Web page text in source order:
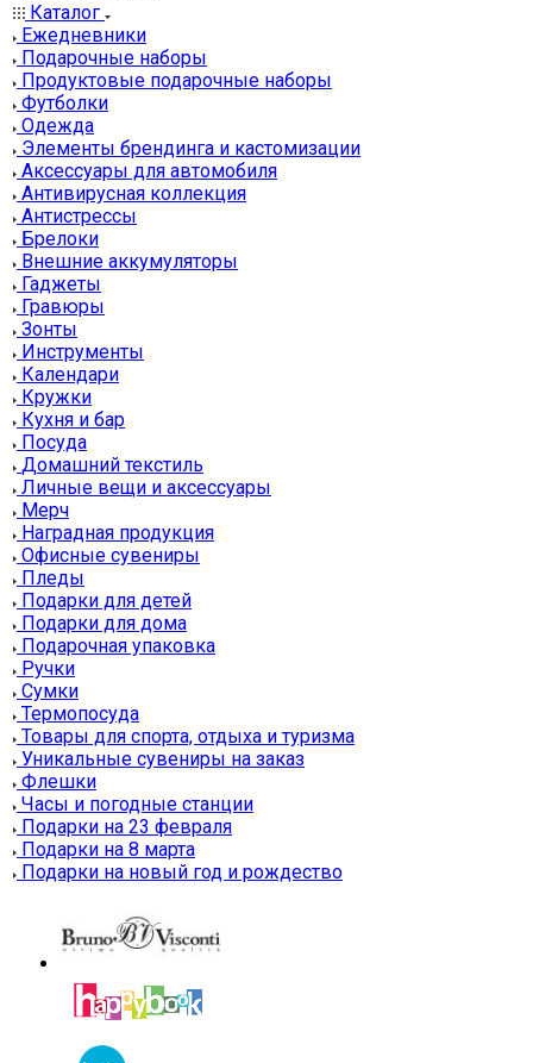
Каталог
Ежедневники
Подарочные наборы
Продуктовые подарочные наборы
Футболки
Одежда
Элементы брендинга и кастомизации
Аксессуары для автомобиля
Антивирусная коллекция
Антистрессы
Брелоки
Внешние аккумуляторы
Гаджеты
Гравюры
Зонты
Инструменты
Календари
Кружки
Кухня и бар
Посуда
Домашний текстиль
Личные вещи и аксессуары
Мерч
Наградная продукция
Офисные сувениры
Пледы
Подарки для детей
Подарки для дома
Подарочная упаковка
Ручки
Сумки
Термопосуда
Товары для спорта, отдыха и туризма
Уникальные сувениры на заказ
Флешки
Часы и погодные станции
Подарки на 23 февраля
Подарки на 8 марта
Подарки на новый год и рождество